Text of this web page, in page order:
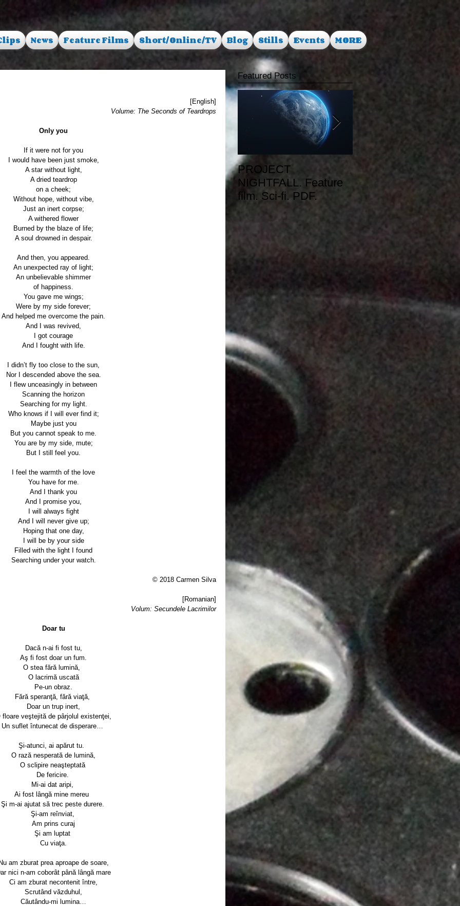
News Feature Films Short/Online/TV Blog Stills Events MORE
[English]
Volume: The Seconds of Teardrops
Only you
If it were not for you
I would have been just smoke,
A star without light,
A dried teardrop
on a cheek;
Without hope, without vibe,
Just an inert corpse;
A withered flower
Burned by the blaze of life;
A soul drowned in despair.
And then, you appeared.
An unexpected ray of light;
An unbelievable shimmer
of happiness.
You gave me wings;
Were by my side forever;
And helped me overcome the pain.
And I was revived,
I got courage
And I fought with life.
I didn’t fly too close to the sun,
Nor I descended above the sea.
I flew unceasingly in between
Scanning the horizon
Searching for my light.
Who knows if I will ever find it;
Maybe just you
But you cannot speak to me.
You are by my side, mute;
But I still feel you.
I feel the warmth of the love
You have for me.
And I thank you
And I promise you,
I will always fight
And I will never give up;
Hoping that one day,
I will be by your side
Filled with the light I found
Searching under your watch.
© 2018 Carmen Silva
[Romanian]
Volum: Secundele Lacrimilor
Doar tu
Dacă n-ai fi fost tu,
Aş fi fost doar un fum.
O stea fără lumină,
O lacrimă uscată
Pe-un obraz.
Fără speranţă, fără viaţă,
Doar un trup inert,
floare veştejită de pârjolul existenţei,
Un suflet întunecat de disperare…
Şi-atunci, ai apărut tu.
O rază nesperată de lumină,
O sclipire neaşteptată
De fericire.
Mi-ai dat aripi,
Ai fost lângă mine mereu
Şi m-ai ajutat să trec peste durere.
Şi-am reînviat,
Am prins curaj
Şi am luptat
Cu viaţa.
am zburat prea aproape de soare,
nici n-am coborât până lângă mare
Ci am zburat necontenit între,
Scrutând văzduhul,
Căutându-mi lumina…
Featured Posts
PROJECT
NIGHTFALL. Feature
film. Sci-fi. PDF.
RUSALKA. Feature
film. Dark Fantasy.